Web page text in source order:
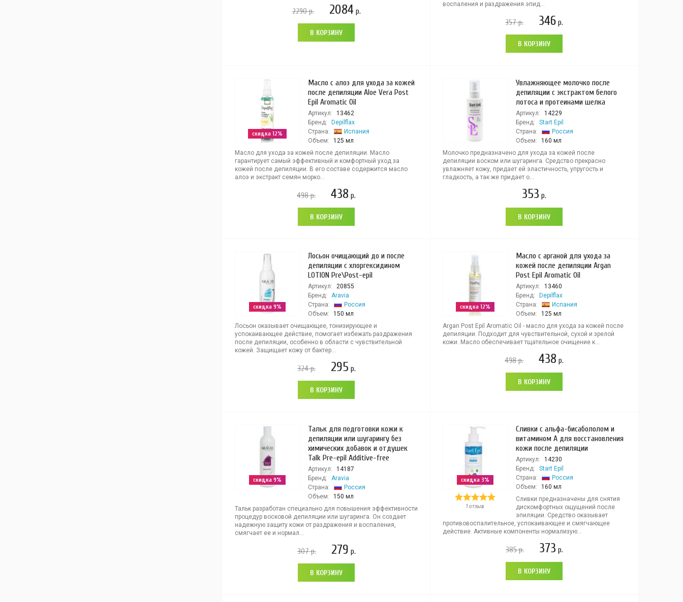
2290р. 2084 р.
В КОРЗИНУ
воспаления и раздражения эпид...
357р. 346 р.
В КОРЗИНУ
скидка 12%
Масло с алоэ для ухода за кожей
после депиляции Aloe Vera Post
Epil Aromatic Oil
Артикул:
13462
Бренд:
Depilflax
Страна:
Испания
Объем:
125 мл
Масло для ухода за кожей после депиляции. Масло
гарантирует самый эффективный и комфортный уход за
кожей после депиляции. В его составе содержится масло
алоэ и экстракт семян морко...
498р. 438 р.
В КОРЗИНУ
Увлажняющее молочко после
депиляции с экстрактом белого
лотоса и протеинами шелка
Артикул:
14229
Бренд:
Start Epil
Страна:
Россия
Объем:
160 мл
Молочко предназначено для ухода за кожей после
депиляции воском или шугаринга. Средство прекрасно
увлажняет кожу, придает ей эластичность, упругость и
гладкость, а так же придает о...
353 р.
В КОРЗИНУ
скидка 9%
Лосьон очищающий до и после
депиляции с хлоргексидином
LOTION Pre\Post-epil
Артикул:
20855
Бренд:
Aravia
Страна:
Россия
Объем:
150 мл
Лосьон оказывает очищающее, тонизирующее и
успокаивающее действие, помогает избежать раздражения
после депиляции, особенно в области с чувствительной
кожей. Защищает кожу от бактер...
324р. 295 р.
В КОРЗИНУ
скидка 12%
Масло с арганой для ухода за
кожей после депиляции Argan
Post Epil Aromatic Oil
Артикул:
13460
Бренд:
Depilflax
Страна:
Испания
Объем:
125 мл
Argan Post Epil Aromatic Oil - масло для ухода за кожей после
депиляции. Подходит для чувствительной, сухой и зрелой
кожи. Масло обеспечивает тщательное очищение к...
498р. 438 р.
В КОРЗИНУ
скидка 9%
Тальк для подготовки кожи к
депиляции или шугарингу без
химических добавок и отдушек
Talk Pre-epil Additive-free
Артикул:
14187
Бренд:
Aravia
Страна:
Россия
Объем:
150 мл
Тальк разработан специально для повышения эффективности
процедур восковой депиляции или шугаринга. Он создает
надежную защиту кожи от раздражения и воспаления,
смягчает ее и нормал...
307р. 279 р.
В КОРЗИНУ
скидка 3%
1 отзыв
Сливки с альфа-бисабололом и
витамином А для восстановления
кожи после депиляции
Артикул:
14230
Бренд:
Start Epil
Страна:
Россия
Объем:
160 мл
Сливки предназначены для снятия
дискомфортных ощущений после
эпиляции. Средство оказывает
противовоспалительное, успокаивающее и смягчающее
действие. Активные компоненты нормализую...
385р. 373 р.
В КОРЗИНУ